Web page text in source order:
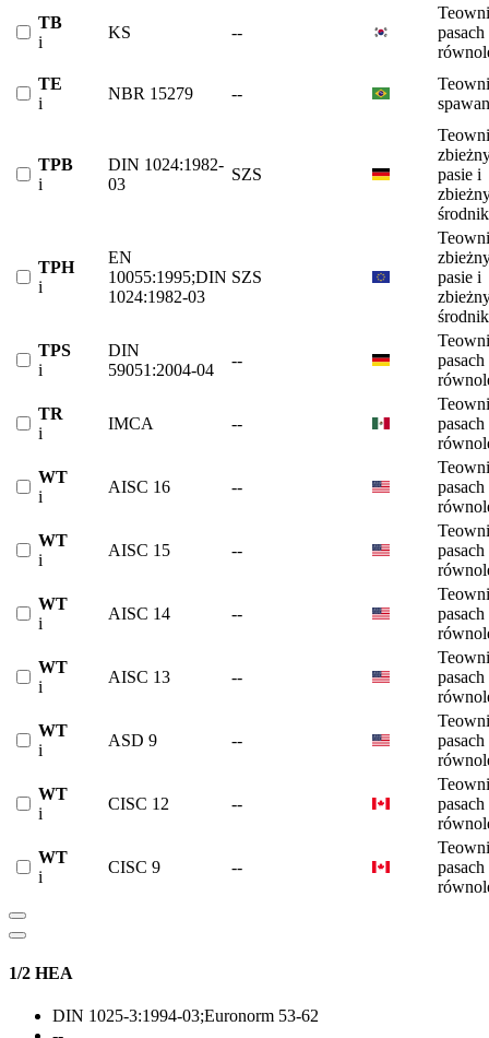
TB
i
KS --
pasach
TE
i
NBR 15279 --
TPB
i
DIN 1024:1982-
03
SZS
pasie i
TPH
i
EN
10055:1995;DIN
1024:1982-03
SZS
pasie i
TPS
i
DIN
59051:2004-04
--
pasach
TR
i
IMCA --
pasach
WT
i
AISC 16 --
pasach
WT
i
AISC 15 --
pasach
WT
i
AISC 14 --
pasach
WT
i
AISC 13 --
pasach
WT
i
ASD 9 --
pasach
WT
i
CISC 12 --
pasach
WT
i
CISC 9 --
pasach
1/2 HEA
DIN 1025-3:1994-03;Euronorm 53-62